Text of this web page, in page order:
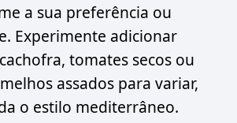
a sua preferência ou
Experimente adicionar
tomates secos ou
assados para variar,
o estilo mediterrâneo.